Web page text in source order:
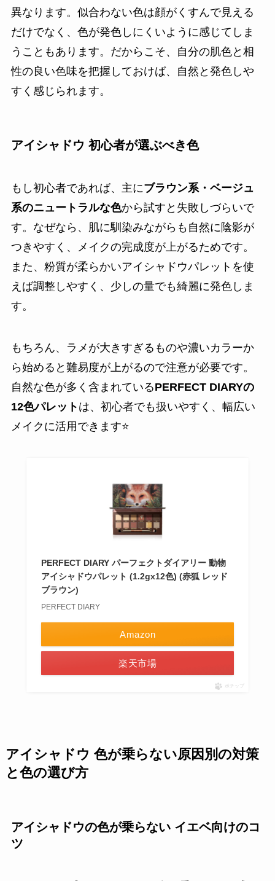
異なります。似合わない色は顔がくすんで見える
だけでなく、色が発色しにくいように感じてしま
うこともあります。だからこそ、自分の肌色と相
性の良い色味を把握しておけば、自然と発色しや
すく感じられます。
アイシャドウ 初心者が選ぶべき色
もし初心者であれば、主にブラウン系・ベージュ
系のニュートラルな色から試すと失敗しづらいで
す。なぜなら、肌に馴染みながらも自然に陰影が
つきやすく、メイクの完成度が上がるためです。
また、粉質が柔らかいアイシャドウパレットを使
えば調整しやすく、少しの量でも綺麗に発色しま
す。
もちろん、ラメが大きすぎるものや濃いカラーか
ら始めると難易度が上がるので注意が必要です。
自然な色が多く含まれているPERFECT DIARYの
12色パレット は、初心者でも扱いやすく、幅広い
メイクに活用できます⭐
PERFECT DIARY パーフェクトダイアリー 動物
アイシャドウパレット (1.2gx12色) (赤狐 レッド
ブラウン)
PERFECT DIARY
Amazon
楽天市場
ポチップ
アイシャドウ 色が乗らない原因別の対策
と色の選び方
アイシャドウの色が乗らない イエベ向けのコ
ツ